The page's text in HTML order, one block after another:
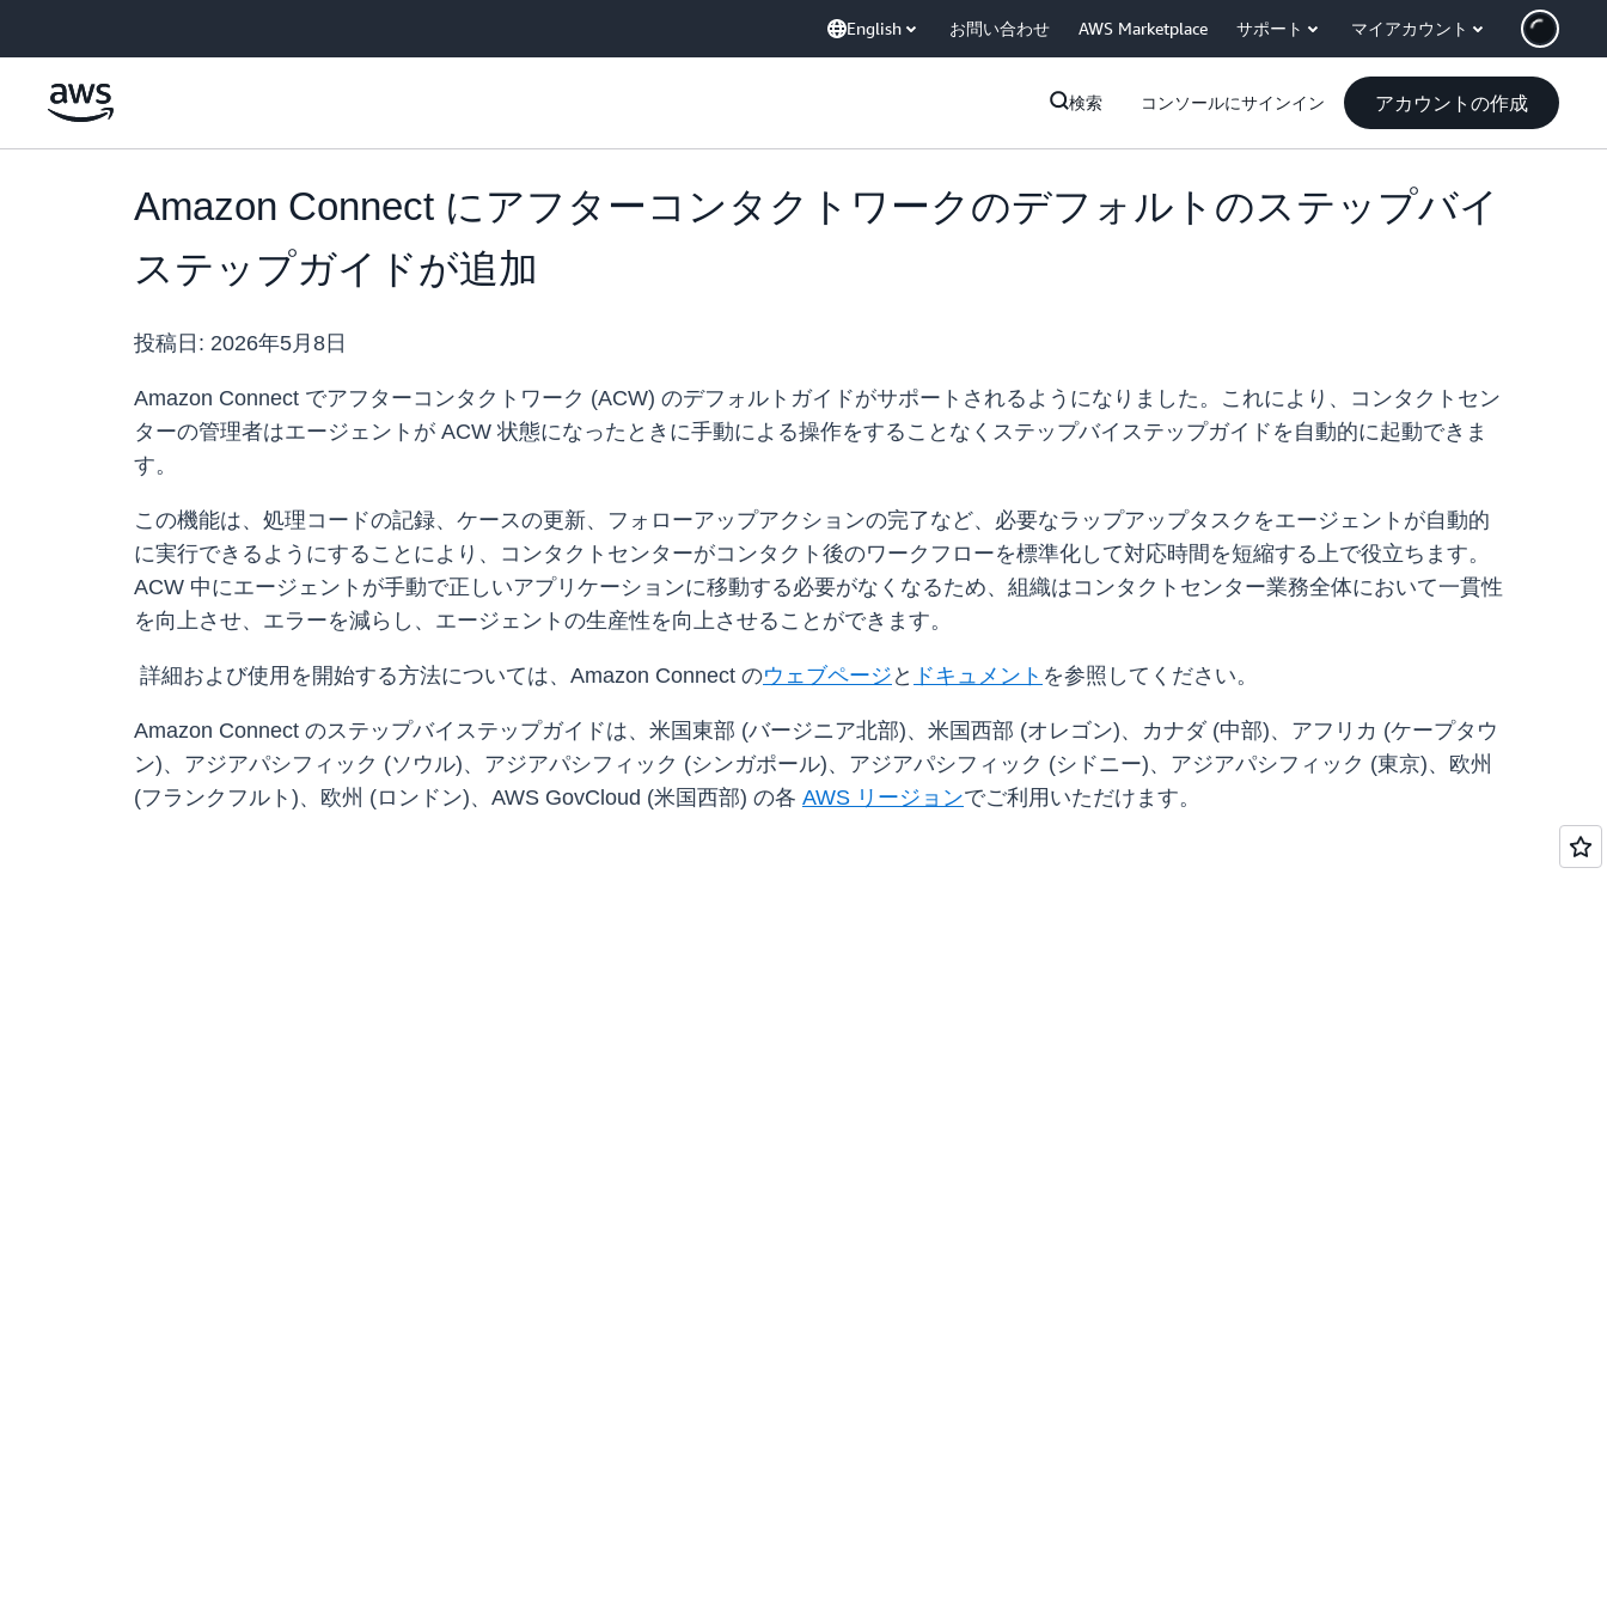
English お問い合わせ AWS Marketplace サポート マイアカウント
検索 コンソールにサインイン アカウントの作成
Amazon Connect にアフターコンタクトワークのデフォルトのステップバイ
ステップガイドが追加
投稿日: 2026年5月8日
Amazon Connect でアフターコンタクトワーク (ACW) のデフォルトガイドがサポートされるようになりました。これにより、コンタクトセン
ターの管理者はエージェントが ACW 状態になったときに手動による操作をすることなくステップバイステップガイドを自動的に起動できま
す。
この機能は、処理コードの記録、ケースの更新、フォローアップアクションの完了など、必要なラップアップタスクをエージェントが自動的
に実行できるようにすることにより、コンタクトセンターがコンタクト後のワークフローを標準化して対応時間を短縮する上で役立ちます。
ACW 中にエージェントが手動で正しいアプリケーションに移動する必要がなくなるため、組織はコンタクトセンター業務全体において一貫性
を向上させ、エラーを減らし、エージェントの生産性を向上させることができます。
詳細および使用を開始する方法については、Amazon Connect のウェブページ と ドキュメント を参照してください。
Amazon Connect のステップバイステップガイドは、米国東部 (バージニア北部)、米国西部 (オレゴン)、カナダ (中部)、アフリカ (ケープタウ
ン)、アジアパシフィック (ソウル)、アジアパシフィック (シンガポール)、アジアパシフィック (シドニー)、アジアパシフィック (東京)、欧州
(フランクフルト)、欧州 (ロンドン)、AWS GovCloud (米国西部) の各 AWS リージョンでご利用いただけます。